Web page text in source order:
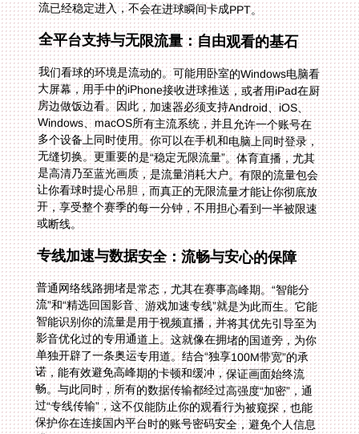
流已经稳定进入，不会在进球瞬间卡成PPT。
全平台支持与无限流量：自由观看的基石
我们看球的环境是流动的。可能用卧室的Windows电脑看
大屏幕，用手中的iPhone接收进球推送，或者用iPad在厨
房边做饭边看。因此，加速器必须支持Android、iOS、
Windows、macOS所有主流系统，并且允许一个账号在
多个设备上同时使用。你可以在手机和电脑上同时登录，
无缝切换。更重要的是“稳定无限流量”。体育直播，尤其
是高清乃至蓝光画质，是流量消耗大户。有限的流量包会
让你看球时提心吊胆，而真正的无限流量才能让你彻底放
开，享受整个赛季的每一分钟，不用担心看到一半被限速
或断线。
专线加速与数据安全：流畅与安心的保障
普通网络线路拥堵是常态，尤其在赛事高峰期。“智能分
流”和“精选回国影音、游戏加速专线”就是为此而生。它能
智能识别你的流量是用于视频直播，并将其优先引导至为
影音优化过的专用通道上。这就像在拥堵的国道旁，为你
单独开辟了一条奥运专用道。结合“独享100M带宽”的承
诺，能有效避免高峰期的卡顿和缓冲，保证画面始终流
畅。与此同时，所有的数据传输都经过高强度“加密”，通
过“专线传输”，这不仅能防止你的观看行为被窥探，也能
保护你在连接国内平台时的账号密码安全，避免个人信息